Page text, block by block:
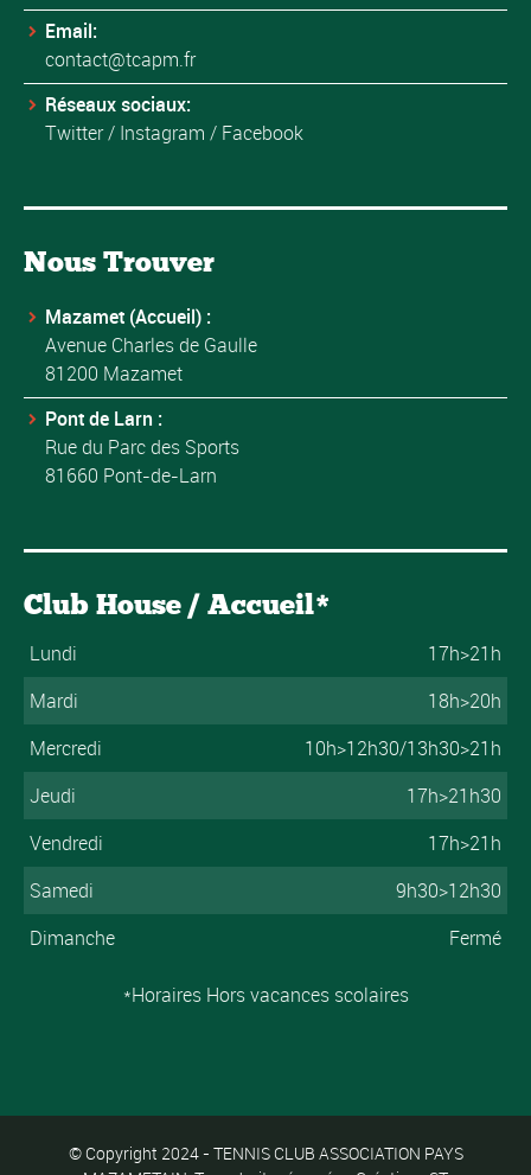
Email:
contact@tcapm.fr
Réseaux sociaux:
Twitter/ Instagram / Facebook
Nous Trouver
Mazamet (Accueil) :
Avenue Charles de Gaulle
81200 Mazamet
Pont de Larn :
Rue du Parc des Sports
81660 Pont-de-Larn
Club House / Accueil*
Lundi
17h>21h
Mardi
18h>20h
Mercredi
10h>12h30/13h30>21h
Jeudi
17h>21h30
Vendredi
17h>21h
Samedi
9h30>12h30
Dimanche
Fermé
*Horaires Hors vacances scolaires
© Copyright 2024 - TENNIS CLUB ASSOCIATION PAYS